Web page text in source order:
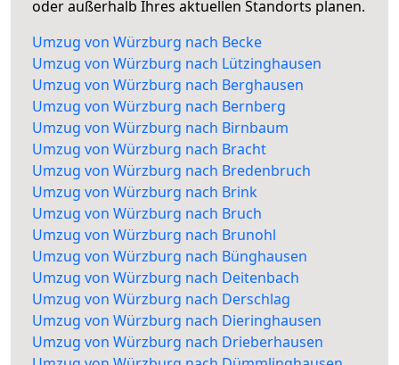
oder außerhalb Ihres aktuellen Standorts planen.
Umzug von Würzburg nach Becke
Umzug von Würzburg nach Lützinghausen
Umzug von Würzburg nach Berghausen
Umzug von Würzburg nach Bernberg
Umzug von Würzburg nach Birnbaum
Umzug von Würzburg nach Bracht
Umzug von Würzburg nach Bredenbruch
Umzug von Würzburg nach Brink
Umzug von Würzburg nach Bruch
Umzug von Würzburg nach Brunohl
Umzug von Würzburg nach Bünghausen
Umzug von Würzburg nach Deitenbach
Umzug von Würzburg nach Derschlag
Umzug von Würzburg nach Dieringhausen
Umzug von Würzburg nach Drieberhausen